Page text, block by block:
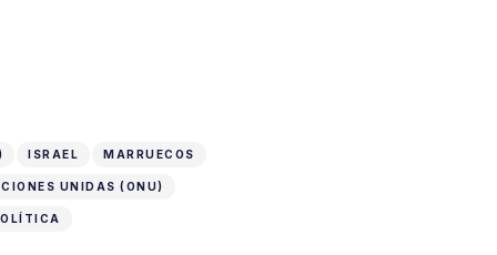
ISRAEL MARRUECOS
UNIDAS (ONU)